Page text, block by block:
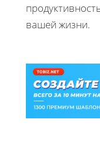
вашей жизни.